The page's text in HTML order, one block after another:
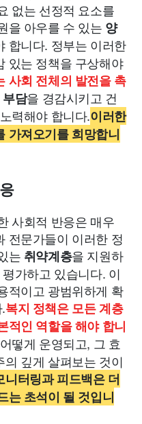
없는 선정적 요소를
을 아우를 수 있는 양
합니다. 정부는 이러한
있는 정책을 구상해야
사회 전체의 발전을 촉
담을 경감시키고 건
력해야 합니다.이러한
가져오기를 희망합니
사회적 반응은 매우
전문가들이 이러한 정
는 취약계층을 지원하
가하고 있습니다. 이
적이고 광범위하게 확
복지 정책은 모든 계층
적인 역할을 해야 합니
떻게 운영되고, 그 효
깊게 살펴보는 것이
니터링과 피드백은 더
는 초석이 될 것입니